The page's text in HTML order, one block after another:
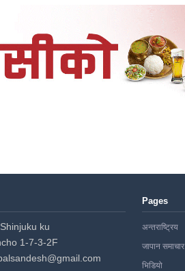
ku
1-7-3-2F
Pages
अन्तराष्ट्रिय
जापान समाचार
भिडियो